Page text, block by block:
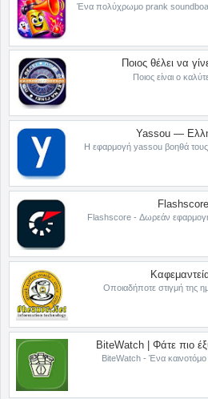
Ένα πολύχρωμο prank
Ποιος θέλει να
Ποιος είναι ο
Yassou —
Η εφαρμογή yassou βοηθά
Flashscore - Δωρεάν
Οποιαδήποτε στιγμή της
BiteWatch | Φάτε πιο
BiteWatch - Ένα καινοτόμο